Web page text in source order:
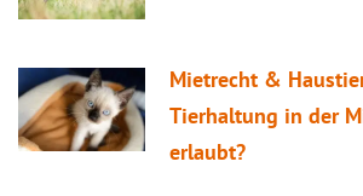
Mietrecht &
Tierhaltung in der
erlaubt?